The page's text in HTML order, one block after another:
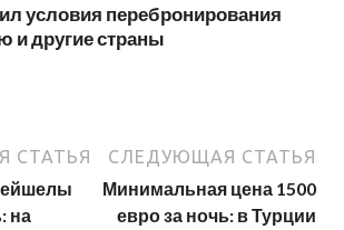
условия перебронирования
и другие страны
СТАТЬЯ
на
СЛЕДУЮЩАЯ СТАТЬЯ
Минимальная цена 1500
евро за ночь: в Турции